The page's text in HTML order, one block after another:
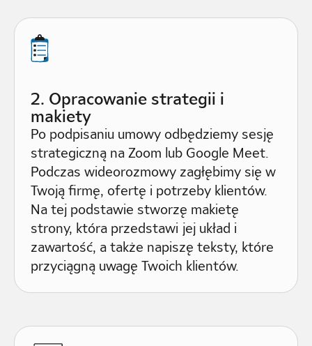
2. Opracowanie strategii i
makiety
Po podpisaniu umowy odbędziemy sesję
strategiczną na Zoom lub Google Meet.
Podczas wideorozmowy zagłębimy się w
Twoją firmę, ofertę i potrzeby klientów.
Na tej podstawie stworzę makietę
strony, która przedstawi jej układ i
zawartość, a także napiszę teksty, które
przyciągną uwagę Twoich klientów.